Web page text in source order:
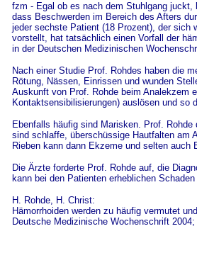
fzm - Egal ob es nach dem Stuhlgang
dass Beschwerden im Bereich des Afters
jeder sechste Patient (18 Prozent), der sich
vorstellt, hat tatsächlich einen Vorfall der
in der Deutschen Medizinischen
Nach einer Studie Prof. Rohdes haben die
Rötung, Nässen, Einrissen und wunden
Auskunft von Prof. Rohde beim Analekzem
Kontaktsensibilisierungen) auslösen und so
Ebenfalls häufig sind Marisken. Prof.
sind schlaffe, überschüssige Hautfalten am
Rieben kann dann Ekzeme und selten auch
Die Ärzte forderte Prof. Rohde auf, die
kann bei den Patienten erheblichen
H. Rohde, H. Christ:
Hämorrhoiden werden zu häufig vermutet
Deutsche Medizinische Wochenschrift 2004;